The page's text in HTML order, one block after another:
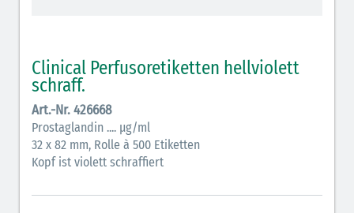
Antiemetika (salmon)
Verschiedene Medikamente (weiß)
Antikoagulantien (hellgrau/weiß mit schwarzem
Rahmen)
Koagulantien (hellgrau/weiß schwarz schraffierter
Clinical Perfusoretiketten hellviolett
schraff.
Art.-Nr. 426668
Prostaglandin .... µg/ml
32 x 82 mm, Rolle à 500 Etiketten
Kopf ist violett schraffiert